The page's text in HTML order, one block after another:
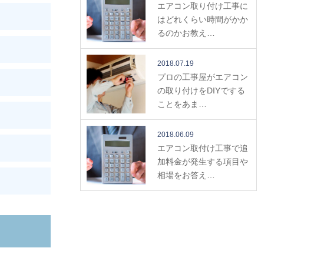
エアコン取り付け工事に
はどれくらい時間がかか
るのかお教え…
2018.07.19
プロの工事屋がエアコン
の取り付けをDIYでする
ことをあま…
2018.06.09
エアコン取付け工事で追
加料金が発生する項目や
相場をお答え…